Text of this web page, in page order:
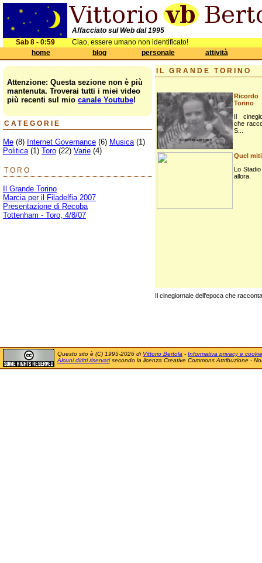
Affacciato sul Web dal 1995
Sab 8 - 0:59
Ciao, essere umano non identificato!
home
blog personale attività
Attenzione: Questa sezione non è più
mantenuta. Troverai tutti i miei video
più recenti sul mio canale Youtube!
CATEGORIE
Me (8) Internet Governance (6) Musica(1)
Politica(1) Toro (22) Varie (4)
TORO
Il Grande Torino
Marcia per il Filadelfia 2007
Presentazione di Recoba
Tottenham - Toro, 4/8/07
IL GRANDE TORINO
Torino
Il
che
S...
Quel
Lo
allora.
Il cinegiornale dell'epoca che
Questo sito è (C) 1995-2026 di Vittorio Bertola - Informativa privacy e cookie
Alcuni diritti riservatisecondo la licenza Creative Commons Attribuzione -